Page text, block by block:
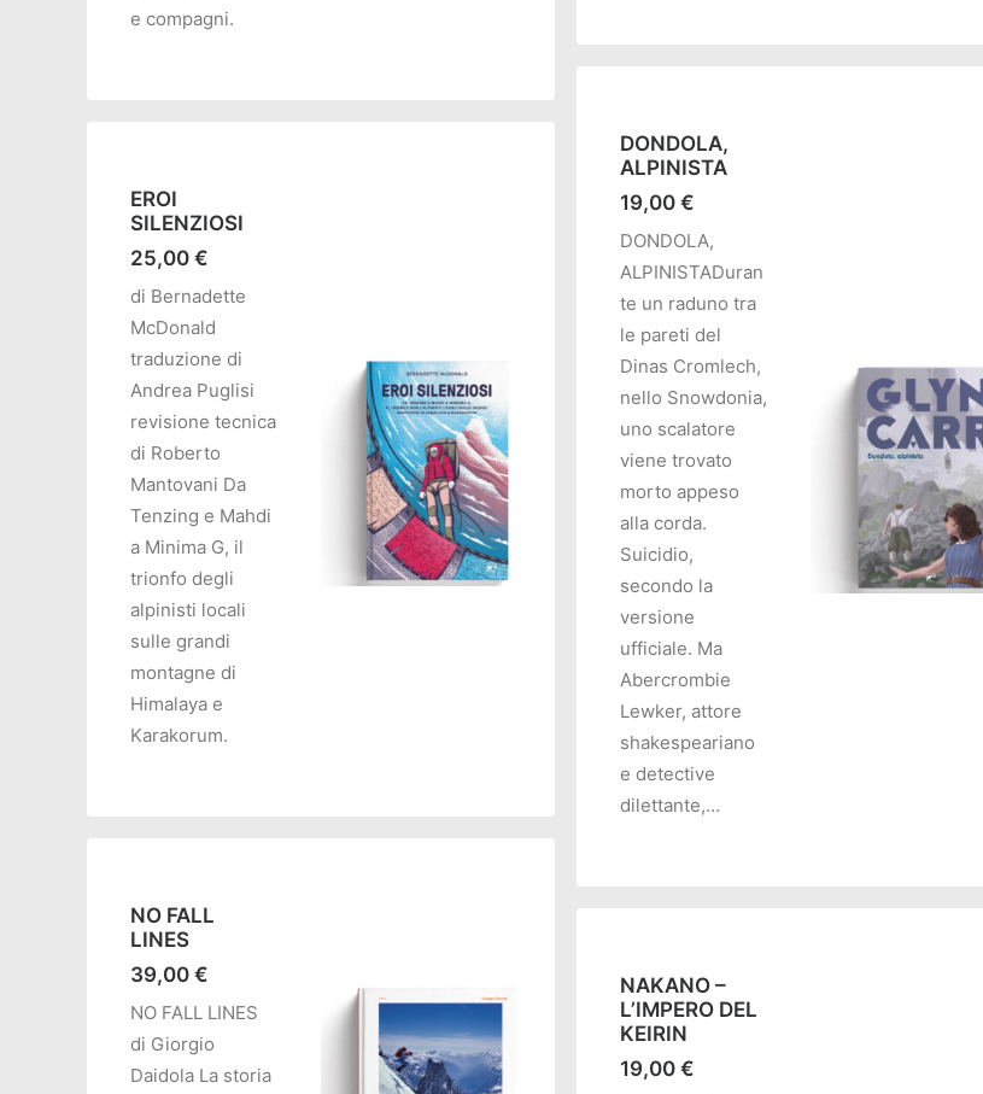
e compagni.
DONDOLA,
ALPINISTA
19,00 €
DONDOLA,
ALPINISTADuran
te un raduno tra
le pareti del
Dinas Cromlech,
nello Snowdonia,
uno scalatore
viene trovato
morto appeso
alla corda.
Suicidio,
secondo la
versione
ufficiale. Ma
Abercrombie
Lewker, attore
shakespeariano
e detective
dilettante,…
EROI
SILENZIOSI
25,00 €
di Bernadette
McDonald
traduzione di
Andrea Puglisi
revisione tecnica
di Roberto
Mantovani Da
Tenzing e Mahdi
a Minima G, il
trionfo degli
alpinisti locali
sulle grandi
montagne di
Himalaya e
Karakorum.
NO FALL
LINES
39,00 €
NO FALL LINES
di Giorgio
Daidola La storia
NAKANO –
L’IMPERO DEL
KEIRIN
19,00 €